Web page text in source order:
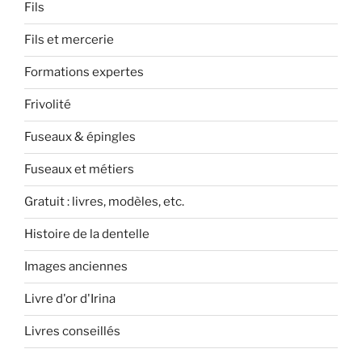
Fils
Fils et mercerie
Formations expertes
Frivolité
Fuseaux & épingles
Fuseaux et métiers
Gratuit : livres, modèles, etc.
Histoire de la dentelle
Images anciennes
Livre d'or d'Irina
Livres conseillés